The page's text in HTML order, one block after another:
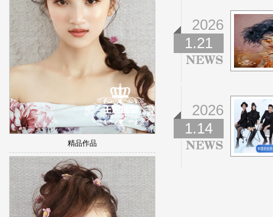
精品作品
2026
1.21
2026
1.14